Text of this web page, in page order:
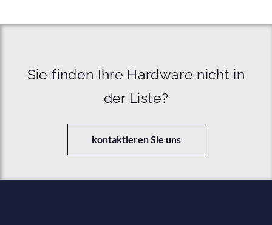
Sie finden Ihre Hardware nicht in
der Liste?
kontaktieren Sie uns